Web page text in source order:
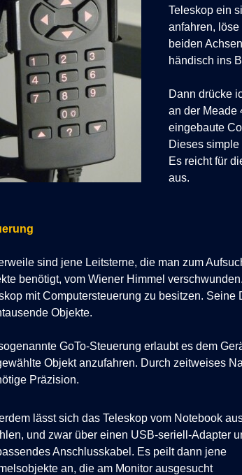
Teleskop ein
anfahren,
beiden
händisch ins
Dann drücke
an der Meade
eingebaute
Dieses simple
Es reicht für
aus.
sind jene Leitsterne, die man zum
benötigt, vom Wiener Himmel
mit Computersteuerung zu besitzen. Seine
Objekte.
GoTo-Steuerung erlaubt es dem
Objekt anzufahren. Durch zeitweises
Präzision.
lässt sich das Teleskop vom Notebook
und zwar über einen USB-seriell-Adapter
Anschlusskabel. Es peilt dann jene
an, die am Monitor ausgesucht